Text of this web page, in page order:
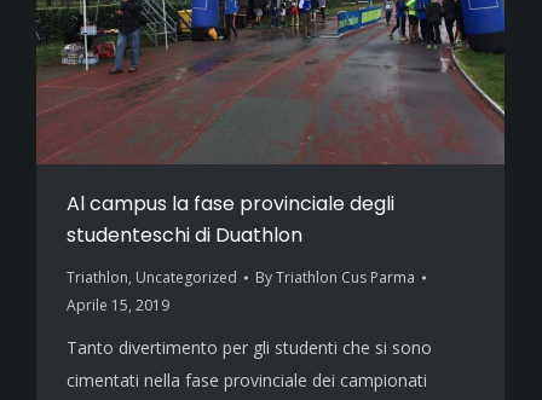
Al campus la fase provinciale degli
studenteschi di Duathlon
Triathlon, Uncategorized ByTriathlon Cus Parma
Aprile 15, 2019
Tanto divertimento per gli studenti che si sono
cimentati nella fase provinciale dei campionati